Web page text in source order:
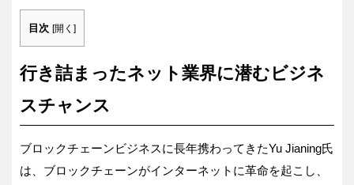
目次 [開く ]
行き詰まったネット業界に潜むビジネ
スチャンス
ブロックチェーンビジネスに長年携わってきたYu Jianing氏
は、ブロックチェーンがインターネットに革命を起こし、